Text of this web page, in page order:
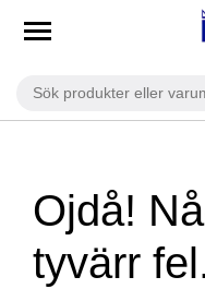
Ojdå!
tyvärr